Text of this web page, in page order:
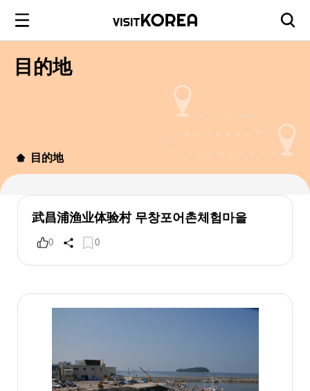
目的地
目的地
武昌浦渔业体验村 무창포어촌체험마을
0 0